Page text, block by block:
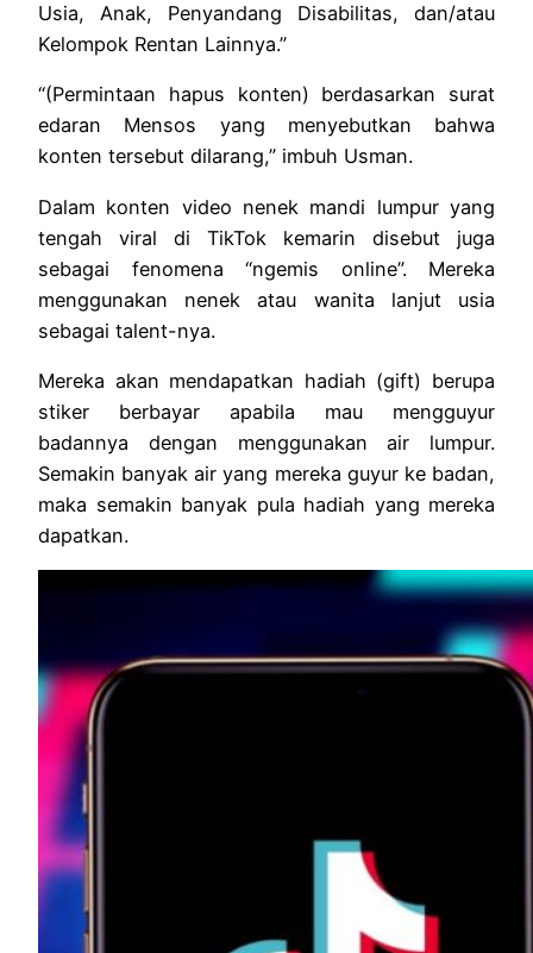
Usia, Anak, Penyandang Disabilitas, dan/atau
Kelompok Rentan Lainnya.”
“(Permintaan hapus konten) berdasarkan surat
edaran Mensos yang menyebutkan bahwa
konten tersebut dilarang,” imbuh Usman.
Dalam konten video nenek mandi lumpur yang
tengah viral di TikTok kemarin disebut juga
sebagai fenomena “ngemis online”. Mereka
menggunakan nenek atau wanita lanjut usia
sebagai talent-nya.
Mereka akan mendapatkan hadiah (gift) berupa
stiker berbayar apabila mau mengguyur
badannya dengan menggunakan air lumpur.
Semakin banyak air yang mereka guyur ke badan,
maka semakin banyak pula hadiah yang mereka
dapatkan.